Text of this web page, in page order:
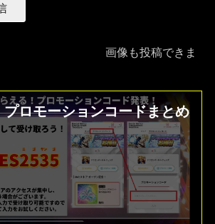
画像も投稿できま
】プロモーションコードまとめ